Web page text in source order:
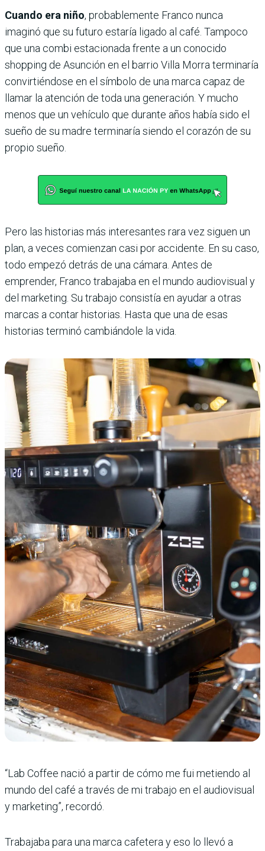
Cuando era niño, probablemente Franco nunca
imaginó que su futuro estaría ligado al café. Tampoco
que una combi estacionada frente a un conocido
shopping de Asunción en el barrio Villa Morra terminaría
convirtiéndose en el símbolo de una marca capaz de
llamar la atención de toda una generación. Y mucho
menos que un vehículo que durante años había sido el
sueño de su madre terminaría siendo el corazón de su
propio sueño.
Pero las historias más interesantes rara vez siguen un
plan, a veces comienzan casi por accidente. En su caso,
todo empezó detrás de una cámara. Antes de
emprender, Franco trabajaba en el mundo audiovisual y
del marketing. Su trabajo consistía en ayudar a otras
marcas a contar historias. Hasta que una de esas
historias terminó cambiándole la vida.
“Lab Coffee nació a partir de cómo me fui metiendo al
mundo del café a través de mi trabajo en el audiovisual
y marketing”, recordó.
Trabajaba para una marca cafetera y eso lo llevó a